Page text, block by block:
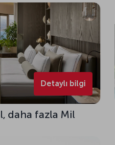
Detaylı bilgi
daha fazla Mil